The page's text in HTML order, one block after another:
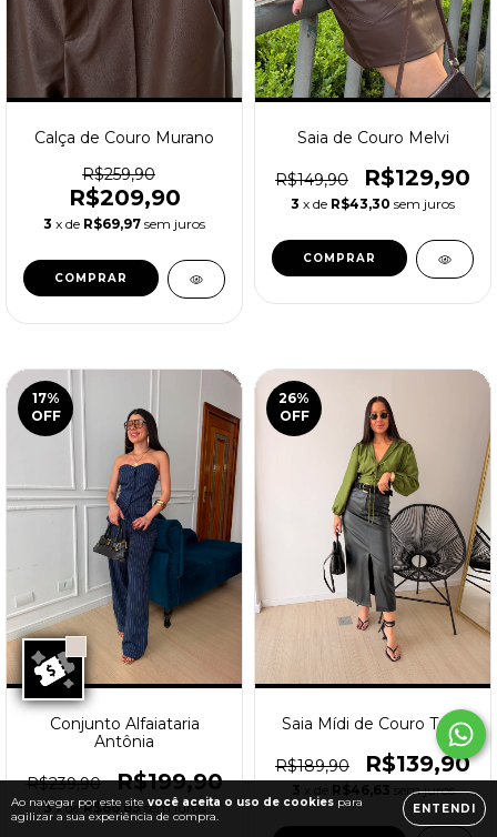
Ao navegar por este site você aceita o uso de cookies para
agilizar a sua experiência de compra.
ENTENDI
Calça de Couro Murano
R$259,90
R$209,90
3 x de R$69,97 sem juros
COMPRAR
Saia de Couro Melvi
R$149,90 R$129,90
3 x de R$43,30 sem juros
COMPRAR
17%
OFF
Conjunto Alfaiataria
Antônia
R$239,90 R$199,90
3 x deR$66,63 sem juros
26%
OFF
Saia Mídi de Couro Talin
R$189,90 R$139,90
3 x de R$46,63 sem juros